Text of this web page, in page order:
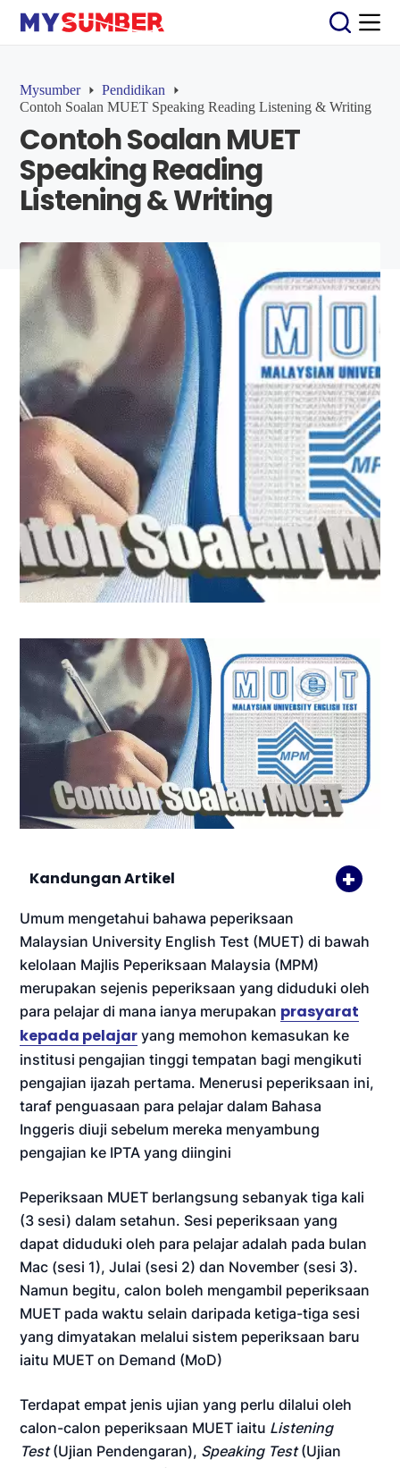
S
k
o
c
o
n
t
e
n
Mysumber
Pendidikan
Contoh Soalan MUET Speaking Reading Listening & Writing
Contoh Soalan MUET
Speaking Reading
Listening & Writing
Kandungan Artikel
Umum mengetahui bahawa peperiksaan
Malaysian University English Test (MUET) di bawah
kelolaan Majlis Peperiksaan Malaysia (MPM)
merupakan sejenis peperiksaan yang diduduki oleh
para pelajar di mana ianya merupakan prasyarat
kepada pelajar yang memohon kemasukan ke
institusi pengajian tinggi tempatan bagi mengikuti
pengajian ijazah pertama. Menerusi peperiksaan ini,
taraf penguasaan para pelajar dalam Bahasa
Inggeris diuji sebelum mereka menyambung
pengajian ke IPTA yang diingini
Peperiksaan MUET berlangsung sebanyak tiga kali
(3 sesi) dalam setahun. Sesi peperiksaan yang
dapat diduduki oleh para pelajar adalah pada bulan
Mac (sesi 1), Julai (sesi 2) dan November (sesi 3).
Namun begitu, calon boleh mengambil peperiksaan
MUET pada waktu selain daripada ketiga-tiga sesi
yang dimyatakan melalui sistem peperiksaan baru
iaitu MUET on Demand (MoD)
Terdapat empat jenis ujian yang perlu dilalui oleh
calon-calon peperiksaan MUET iaitu Listening
Test(Ujian Pendengaran), Speaking Test(Ujian